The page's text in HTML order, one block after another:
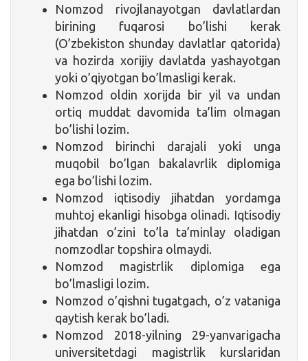
Nomzod rivojlanayotgan davlatlardan
birining fuqarosi bo’lishi kerak
(O’zbekiston shunday davlatlar qatorida)
va hozirda xorijiy davlatda yashayotgan
yoki o’qiyotgan bo’lmasligi kerak.
Nomzod oldin xorijda bir yil va undan
ortiq muddat davomida ta’lim olmagan
bo’lishi lozim.
Nomzod birinchi darajali yoki unga
muqobil bo’lgan bakalavrlik diplomiga
ega bo’lishi lozim.
Nomzod iqtisodiy jihatdan yordamga
muhtoj ekanligi hisobga olinadi. Iqtisodiy
jihatdan o’zini to’la ta’minlay oladigan
nomzodlar topshira olmaydi.
Nomzod magistrlik diplomiga ega
bo’lmasligi lozim.
Nomzod o’qishni tugatgach, o’z vataniga
qaytish kerak bo’ladi.
Nomzod 2018-yilning 29-yanvarigacha
universitetdagi magistrlik kurslaridan